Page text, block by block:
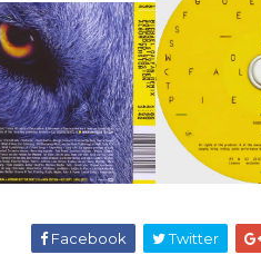
Facebook Twitter